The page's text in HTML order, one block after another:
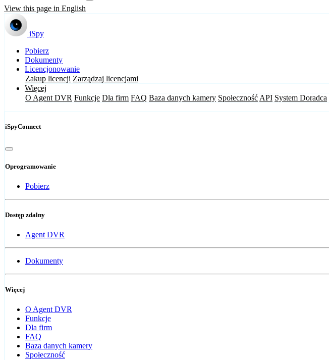
View this page in English
iSpy
Pobierz
Dokumenty
Licencjonowanie
Zakup licencji Zarządzaj licencjami
Więcej
O Agent DVR Funkcje Dla firm FAQ Baza danych kamery Społeczność API System Doradca
iSpyConnect
Oprogramowanie
Pobierz
Dostęp zdalny
Agent DVR
Dokumenty
Więcej
O Agent DVR
Funkcje
Dla firm
FAQ
Baza danych kamery
Społeczność